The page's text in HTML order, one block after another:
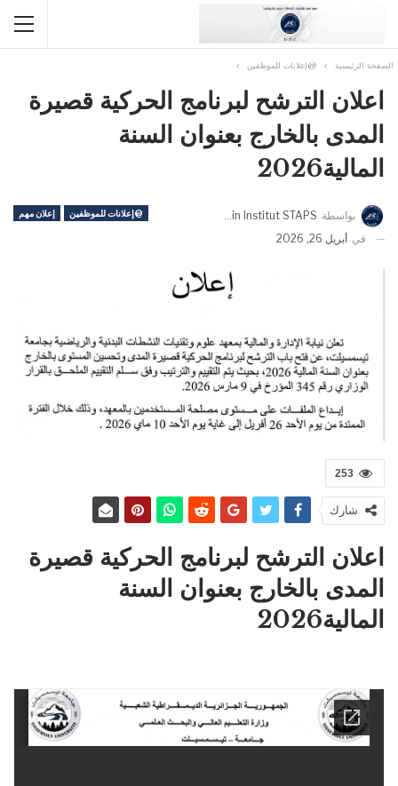
الصفحة الرئيسية @إعلانات للموظفين
اعلان الترشح لبرنامج الحركية قصيرة
المدى بالخارج بعنوان السنة
المالية2026
@إعلانات للموظفين إعلان مهم بواسطة Admin Institut STAPS
في أبريل 26, 2026
253
شارك
اعلان الترشح لبرنامج الحركية قصيرة
المدى بالخارج بعنوان السنة
المالية2026